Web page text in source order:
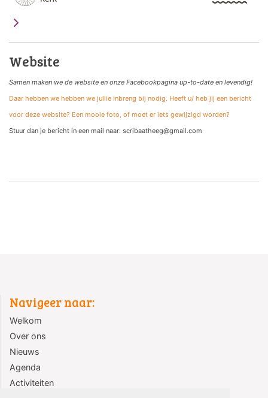
Website
Samen maken we de website en onze Facebookpagina up-to-date en levendig!
Daar hebben we hebben we jullie inbreng bij nodig. Heeft u/ heb jij een bericht
voor deze website? Een mooie foto, of moet er iets gewijzigd worden?
Stuur dan je bericht in een mail naar: scribaatheeg@gmail.com
Navigeer naar:
Welkom
Over ons
Nieuws
Agenda
Activiteiten